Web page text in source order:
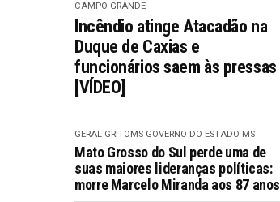
CAMPO GRANDE
Incêndio atinge Atacadão na
Duque de Caxias e
funcionários saem às pressas
[VÍDEO]
GERAL GRITOMS GOVERNO DO ESTADO MS
Mato Grosso do Sul perde uma de
suas maiores lideranças políticas:
morre Marcelo Miranda aos 87 anos